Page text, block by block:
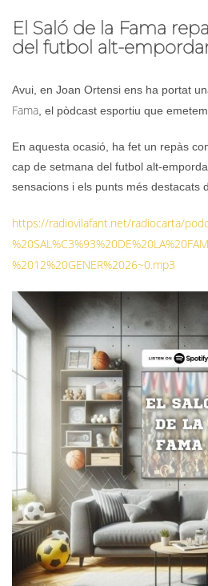
El Saló de la Fama
del futbol alt-
Avui, en Joan Ortensi ens ha portat
Fama , el pòdcast esportiu que
En aquesta ocasió, ha fet un repàs
cap de setmana del futbol alt-
sensacions i els punts més destacats
https://radiovilafant.net/radiocarta/
%2012%20GENER%2026~0.mp3